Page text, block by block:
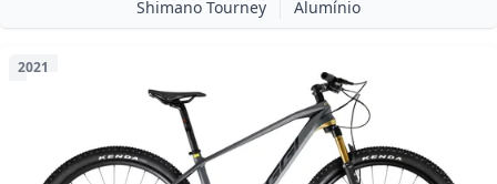
Shimano Tourney Alumínio
2021